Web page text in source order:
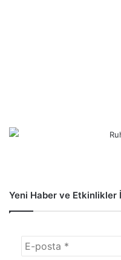
Yeni Haber ve Etkinlikler